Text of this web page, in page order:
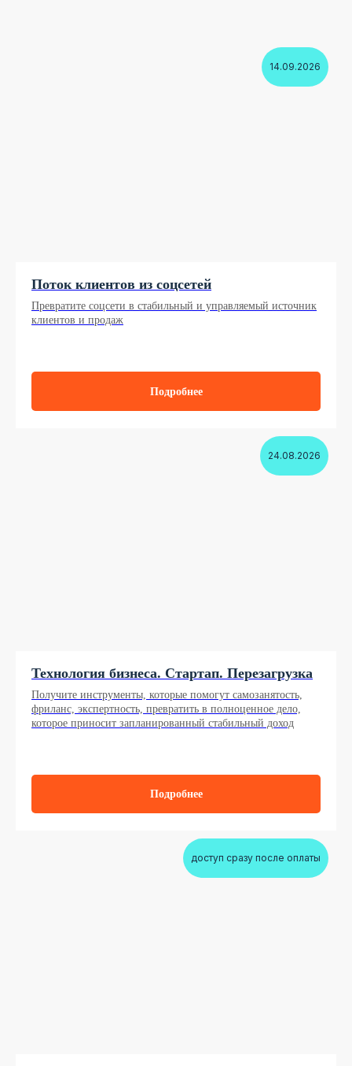
14.09.2026
Поток клиентов из соцсетей
Превратите соцсети в стабильный и управляемый источник
клиентов и продаж
Подробнее
24.08.2026
Технология бизнеса. Стартап. Перезагрузка
Получите инструменты, которые помогут самозанятость,
фриланс, экспертность, превратить в полноценное дело,
которое приносит запланированный стабильный доход
Подробнее
доступ сразу после оплаты